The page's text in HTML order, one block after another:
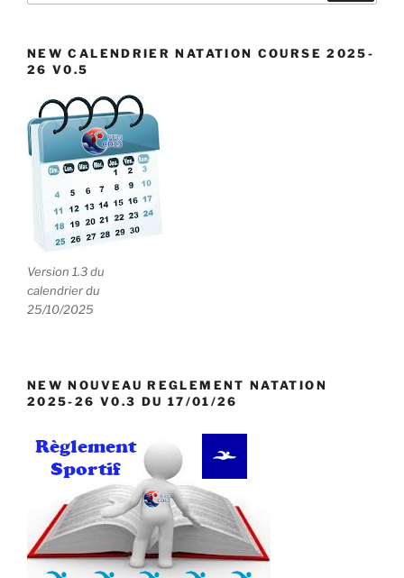
NEW CALENDRIER NATATION COURSE 2025-
26 V0.5
Version 1.3 du
calendrier du
25/10/2025
NEW NOUVEAU REGLEMENT NATATION
2025-26 V0.3 DU 17/01/26